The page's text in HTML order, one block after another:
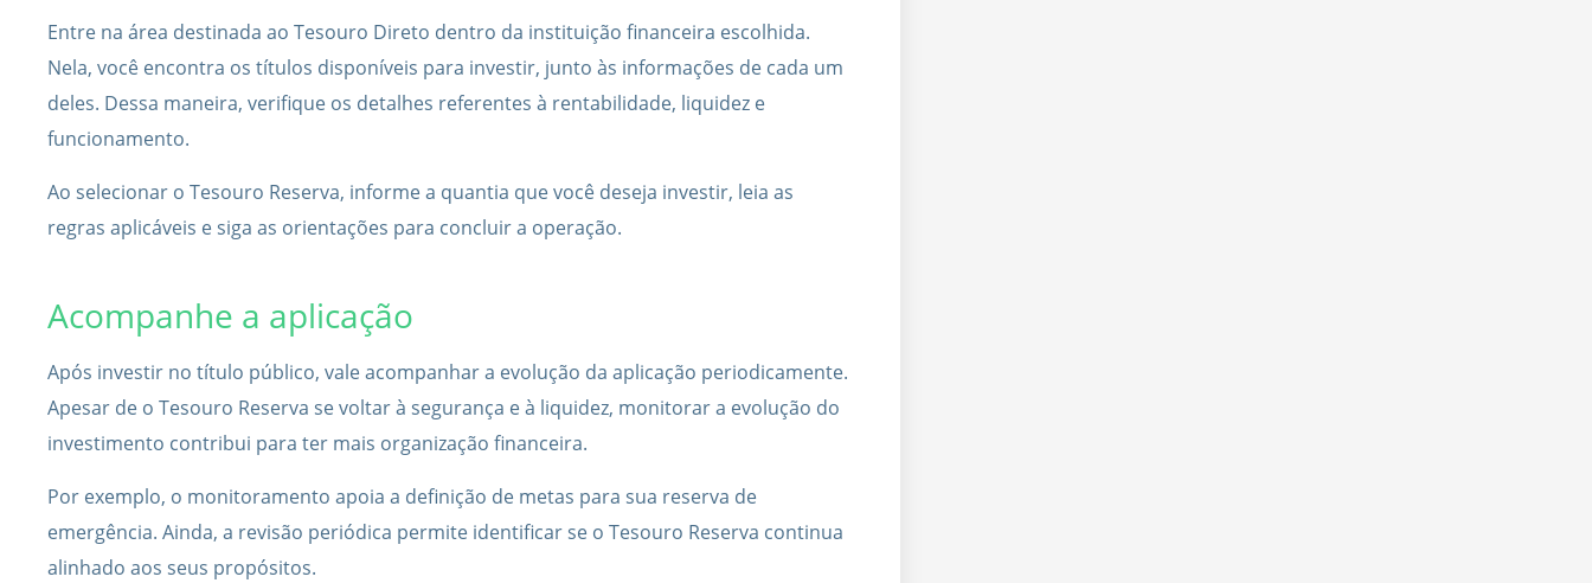
Entre na área destinada ao Tesouro Direto dentro da instituição financeira escolhida.
Nela, você encontra os títulos disponíveis para investir, junto às informações de cada um
deles. Dessa maneira, verifique os detalhes referentes à rentabilidade, liquidez e
funcionamento.
Ao selecionar o Tesouro Reserva, informe a quantia que você deseja investir, leia as
regras aplicáveis e siga as orientações para concluir a operação.
Acompanhe a aplicação
Após investir no título público, vale acompanhar a evolução da aplicação periodicamente.
Apesar de o Tesouro Reserva se voltar à segurança e à liquidez, monitorar a evolução do
investimento contribui para ter mais organização financeira.
Por exemplo, o monitoramento apoia a definição de metas para sua reserva de
emergência. Ainda, a revisão periódica permite identificar se o Tesouro Reserva continua
alinhado aos seus propósitos.